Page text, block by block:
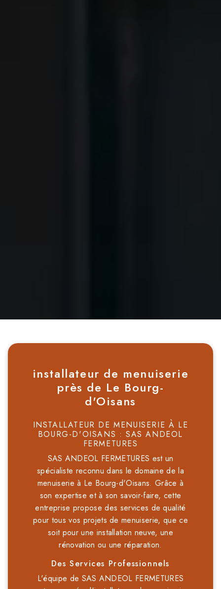
installateur de menuiserie
près de Le Bourg-
d'Oisans
INSTALLATEUR DE MENUISERIE À LE
BOURG-D'OISANS : SAS ANDEOL
FERMETURES
SAS ANDEOL FERMETURES est un
spécialiste reconnu dans le domaine de la
menuiserie à Le Bourg-d'Oisans. Grâce à
son expertise et à son savoir-faire, cette
entreprise propose des services de qualité
pour tous vos projets de menuiserie, que ce
soit pour une installation neuve, une
rénovation ou une réparation.
Des Services Professionnels
L'équipe de SAS ANDEOL FERMETURES